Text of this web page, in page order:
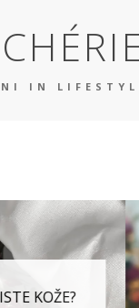
IN
OD ZNOTRAJ: